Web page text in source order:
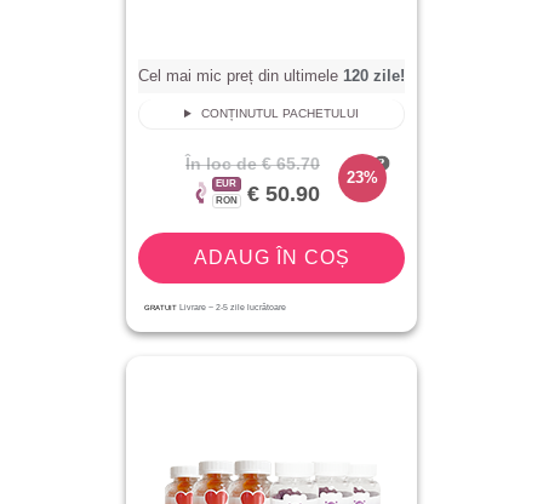
Cel mai mic preț din ultimele 120 zile!
CONȚINUTUL PACHETULUI
În loc de € 65.70
EUR
RON
€ 50.90
23%
ADAUG ÎN COȘ
GRATUIT Livrare ~ 2-5 zile lucrătoare